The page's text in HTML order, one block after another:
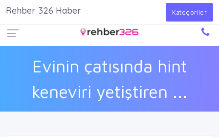
Giriş Yap
Evinin çatısında hint
keneviri yetiştiren ...
Rehber 326 Haber Kategoriler